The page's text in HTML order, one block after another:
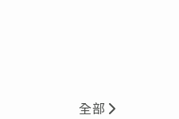
全部